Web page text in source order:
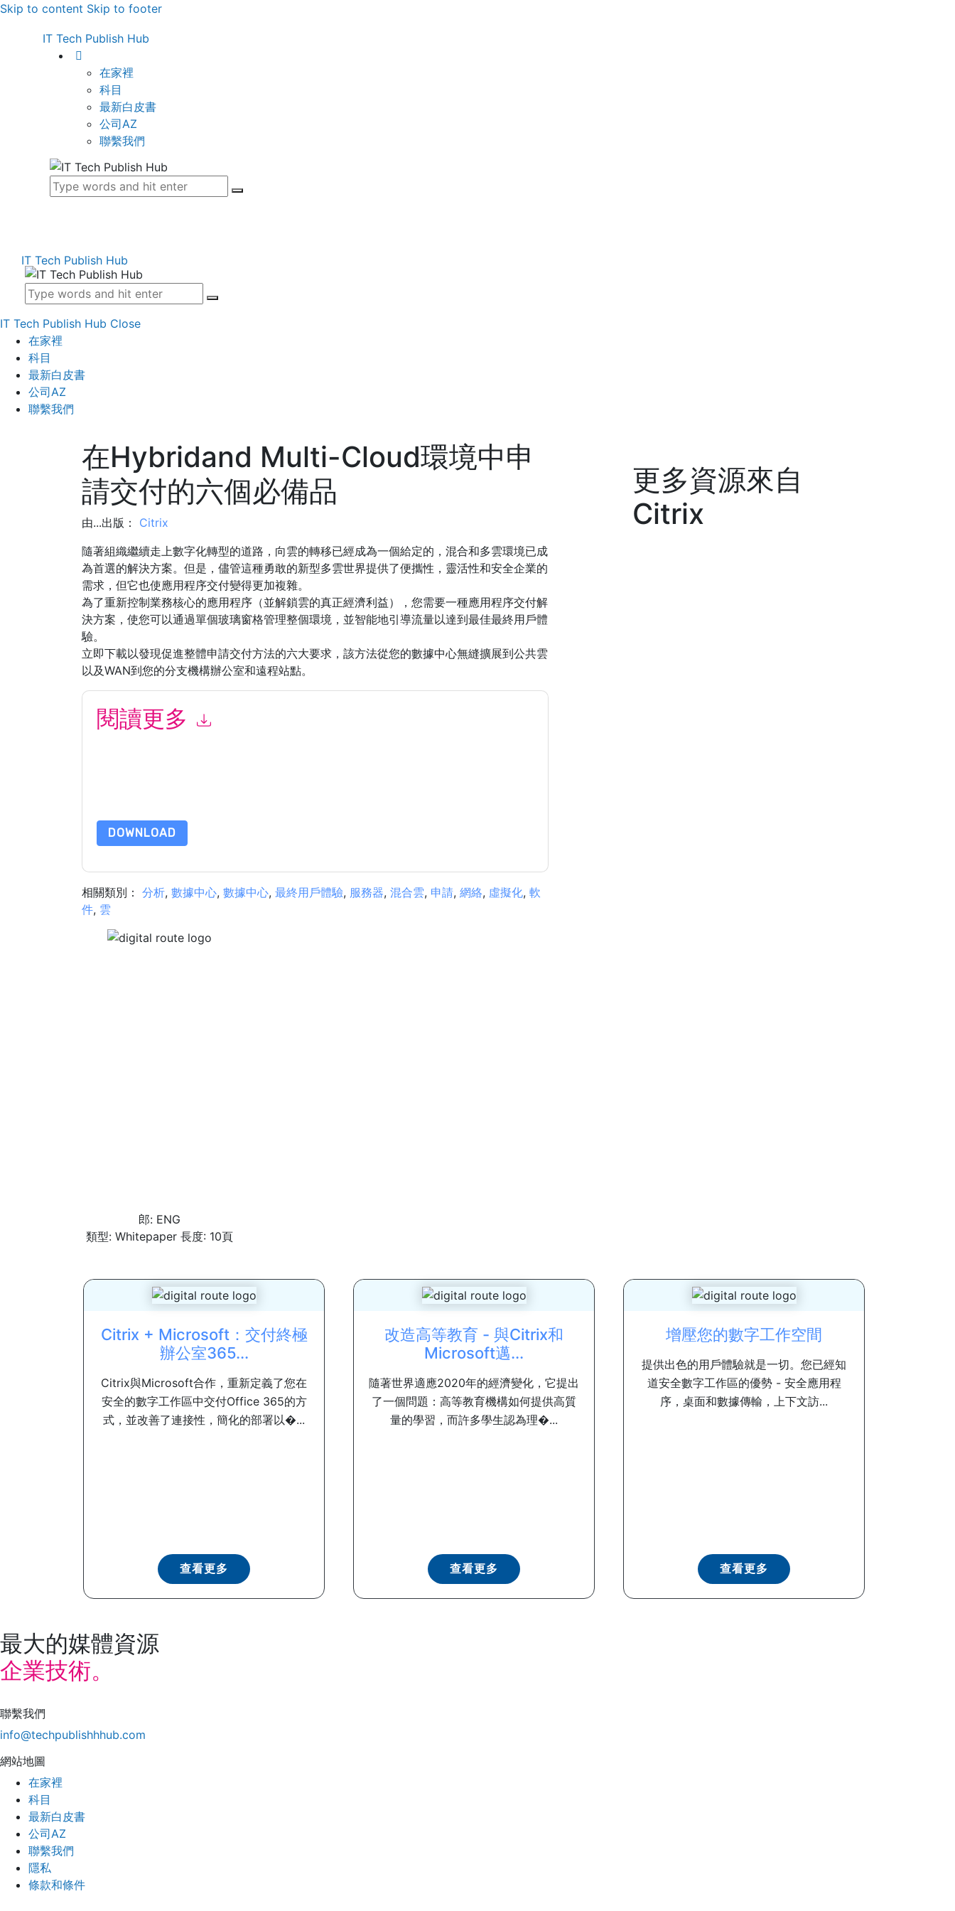
Skip to content Skip to footer
IT Tech Publish Hub
在家裡
科目
最新白皮書
公司AZ
聯繫我們
IT Tech Publish Hub
IT Tech Publish Hub Close
在家裡
科目
最新白皮書
公司AZ
聯繫我們
在Hybridand Multi-Cloud環境中申
請交付的六個必備品
由...出版： Citrix
隨著組織繼續走上數字化轉型的道路，向雲的轉移已經成為一個給定的，混合和多雲環境已成
為首選的解決方案。但是，儘管這種勇敢的新型多雲世界提供了便攜性，靈活性和安全企業的
需求，但它也使應用程序交付變得更加複雜。
為了重新控制業務核心的應用程序（並解鎖雲的真正經濟利益），您需要一種應用程序交付解
決方案，使您可以通過單個玻璃窗格管理整個環境，並智能地引導流量以達到最佳最終用戶體
驗。
立即下載以發現促進整體申請交付方法的六大要求，該方法從您的數據中心無縫擴展到公共雲
以及WAN到您的分支機構辦公室和遠程站點。
閱讀更多
DOWNLOAD
相關類別： 分析, 數據中心, 數據中心, 最終用戶體驗, 服務器, 混合雲, 申請, 網絡, 虛擬化, 軟
件, 雲
郎: ENG
類型: Whitepaper 長度: 10頁
更多資源來自
Citrix
Citrix + Microsoft：交付終極
辦公室365...
Citrix與Microsoft合作，重新定義了您在
安全的數字工作區中交付Office 365的方
式，並改善了連接性，簡化的部署以�...
查看更多
改造高等教育 - 與Citrix和
Microsoft邁...
隨著世界適應2020年的經濟變化，它提出
了一個問題：高等教育機構如何提供高質
量的學習，而許多學生認為理�...
查看更多
增壓您的數字工作空間
提供出色的用戶體驗就是一切。您已經知
道安全數字工作區的優勢 - 安全應用程
序，桌面和數據傳輸，上下文訪...
查看更多
最大的媒體資源
企業技術。
聯繫我們
info@techpublishhhub.com
網站地圖
在家裡
科目
最新白皮書
公司AZ
聯繫我們
隱私
條款和條件